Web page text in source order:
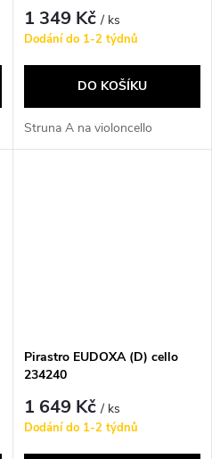
1 349 Kč/ ks
Dodání do 1-2 týdnů
DO KOŠÍKU
Struna A na violoncello
Pirastro EUDOXA (D) cello
234240
1 649 Kč/ ks
Dodání do 1-2 týdnů